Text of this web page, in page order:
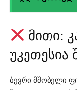
მითი:
ბევრი მშობელი